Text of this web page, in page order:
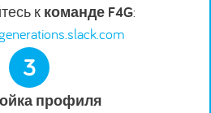
к команде F4G:
3
профиля